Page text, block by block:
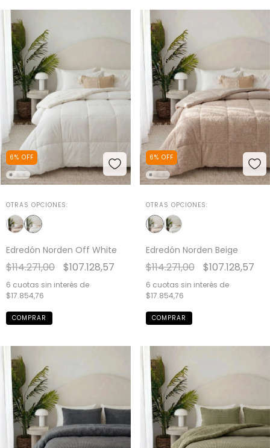
6% OFF
OTRAS OPCIONES:
Edredón Norden Off White
$114.271,00 $107.128,57
6 cuotas sin interés de
$17.854,76
COMPRAR
6% OFF
OTRAS OPCIONES:
Edredón Norden Beige
$114.271,00 $107.128,57
6 cuotas sin interés de
$17.854,76
COMPRAR